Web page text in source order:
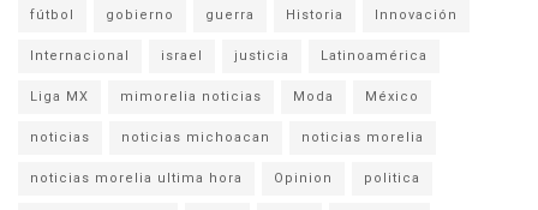
fútbol gobierno guerra Historia Innovación
Internacional israel justicia Latinoamérica
Liga MX mimorelia noticias Moda México
noticias noticias michoacan noticias morelia
noticias morelia ultima hora Opinion politica